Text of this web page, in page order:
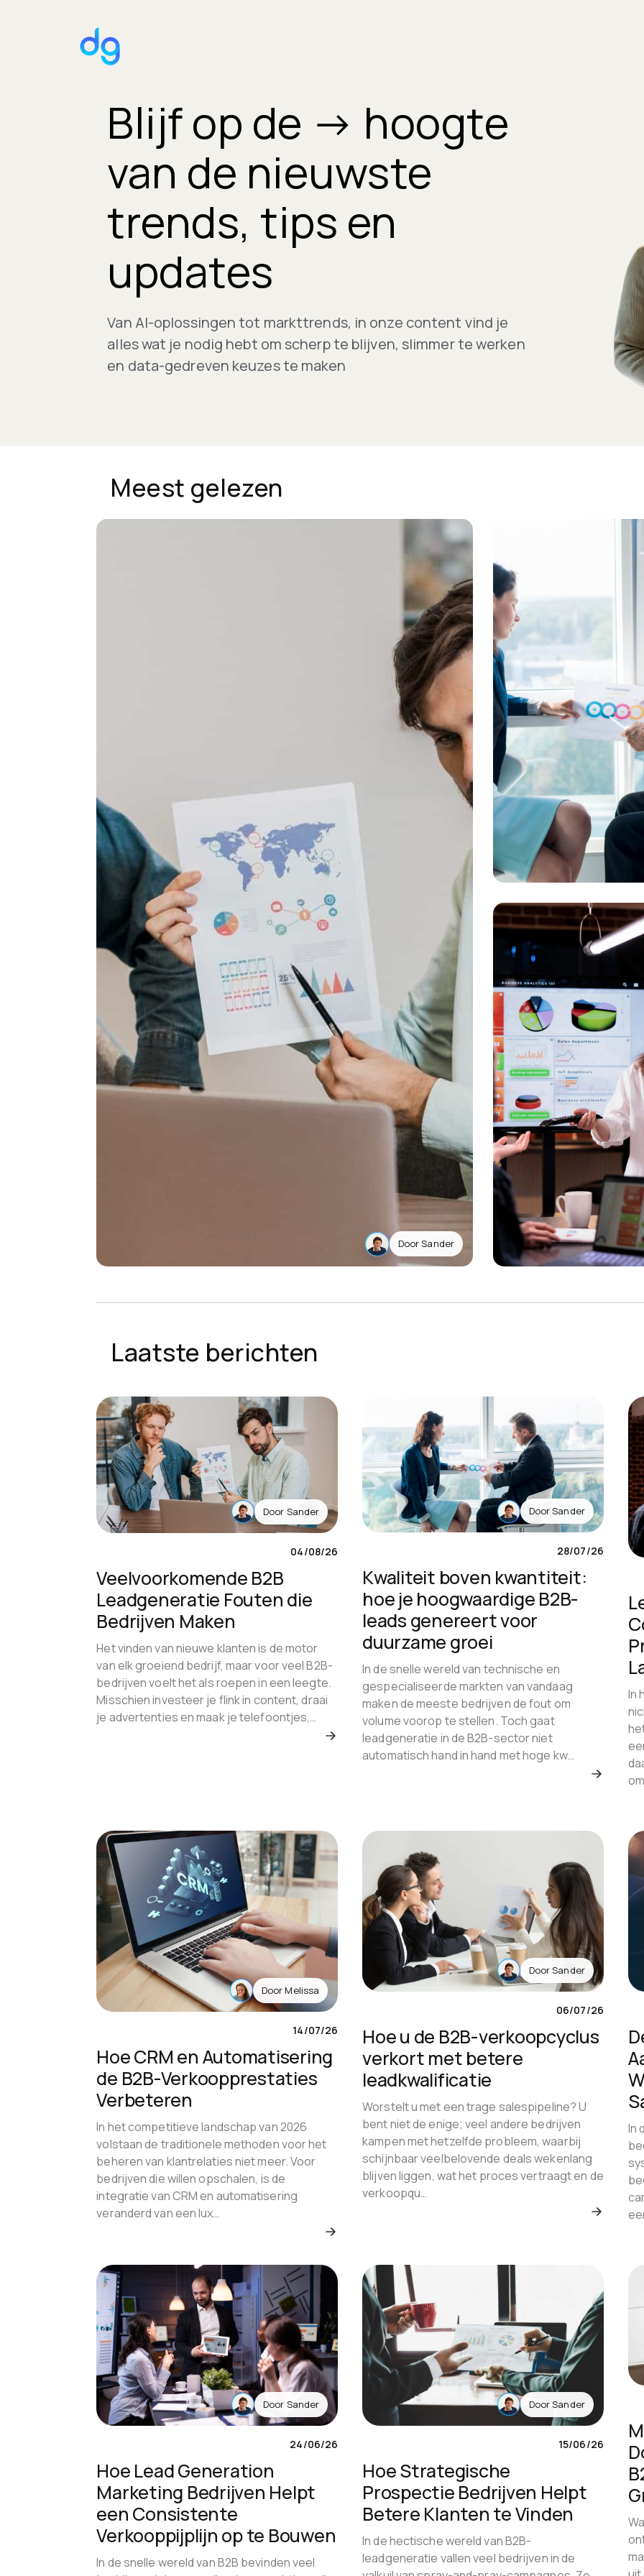
Blijf op de → hoogte
van de nieuwste
trends, tips en
updates
Van AI-oplossingen tot markttrends, in onze content vind je
alles wat je nodig hebt om scherp te blijven, slimmer te werken
en data-gedreven keuzes te maken
Meest gelezen
Veelvoorkomende B2B
Bedrijven Maken
Door Sander
Laatste berichten
Door Sander
04/08/26
Veelvoorkomende B2B
Leadgeneratie Fouten die
Bedrijven Maken
Het vinden van nieuwe klanten is de motor
van elk groeiend bedrijf, maar voor veel B2B-
bedrijven voelt het als roepen in een leegte.
Misschien investeer je flink in content, draai
je advertenties en maak je telefoontjes,…
DoorSander
28/07/26
Kwaliteit boven kwantiteit:
hoe je hoogwaardige B2B-
leads genereert voor
duurzame groei
In de snelle wereld van technische en
gespecialiseerde markten van vandaag
maken de meeste bedrijven de fout om
volume voorop te stellen. Toch gaat
leadgeneratie in de B2B-sector niet
automatisch hand in hand met hoge kw…
In
DoorMelissa
14/07/26
Hoe CRM en Automatisering
de B2B-Verkoopprestaties
Verbeteren
In het competitieve landschap van 2026
volstaan de traditionele methoden voor het
beheren van klantrelaties niet meer. Voor
bedrijven die willen opschalen, is de
integratie van CRM en automatisering
veranderd van een lux…
DoorSander
06/07/26
Hoe u de B2B-verkoopcyclus
verkort met betere
leadkwalificatie
Worstelt u met een trage salespipeline? U
bent niet de enige; veel andere bedrijven
kampen met hetzelfde probleem, waarbij
schijnbaar veelbelovende deals wekenlang
blijven liggen, wat het proces vertraagt en de
verkoopqu…
In
Door Sander
24/06/26
Hoe Lead Generation
Marketing Bedrijven Helpt
een Consistente
Verkooppijplijn op te Bouwen
In de snelle wereld van B2B bevinden veel
DoorSander
15/06/26
Hoe Strategische
Prospectie Bedrijven Helpt
Betere Klanten te Vinden
In de hectische wereld van B2B-
leadgeneratie vallen veel bedrijven in de